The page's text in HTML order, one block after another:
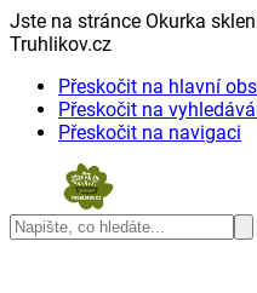
Jste na stránce Okurka
Truhlikov.cz
Přeskočit na hlavní
Přeskočit na
Přeskočit na navigaci